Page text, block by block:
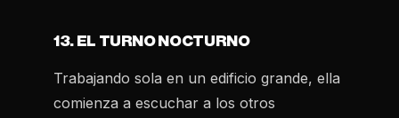
13. EL TURNO NOCTURNO
Trabajando sola en un edificio grande, ella
comienza a escuchar a los otros